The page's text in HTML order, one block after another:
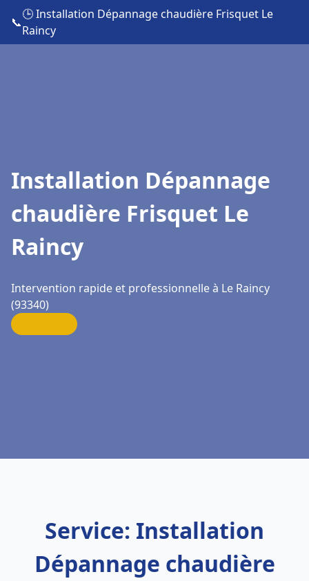
📞
🕒 Installation Dépannage chaudière Frisquet Le
Raincy
Installation Dépannage
chaudière Frisquet Le
Raincy
Intervention rapide et professionnelle à Le Raincy
(93340)
Service: Installation
Dépannage chaudière